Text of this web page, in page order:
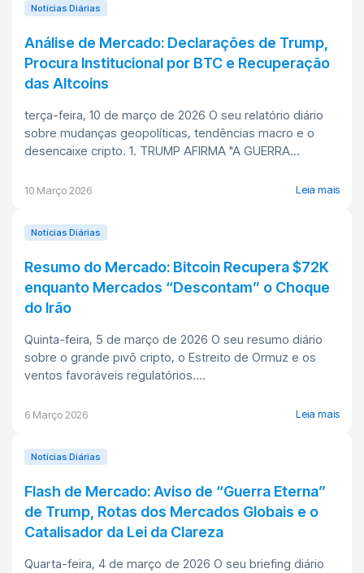
Notícias Diárias
Análise de Mercado: Declarações de Trump,
Procura Institucional por BTC e Recuperação
das Altcoins
terça-feira, 10 de março de 2026 O seu relatório diário
sobre mudanças geopolíticas, tendências macro e o
desencaixe cripto. 1. TRUMP AFIRMA "A GUERRA...
10 Março 2026 Leia mais
Notícias Diárias
Resumo do Mercado: Bitcoin Recupera $72K
enquanto Mercados “Descontam” o Choque
do Irão
Quinta-feira, 5 de março de 2026 O seu resumo diário
sobre o grande pivô cripto, o Estreito de Ormuz e os
ventos favoráveis regulatórios....
6 Março 2026 Leia mais
Notícias Diárias
Flash de Mercado: Aviso de “Guerra Eterna”
de Trump, Rotas dos Mercados Globais e o
Catalisador da Lei da Clareza
Quarta-feira, 4 de março de 2026 O seu briefing diário